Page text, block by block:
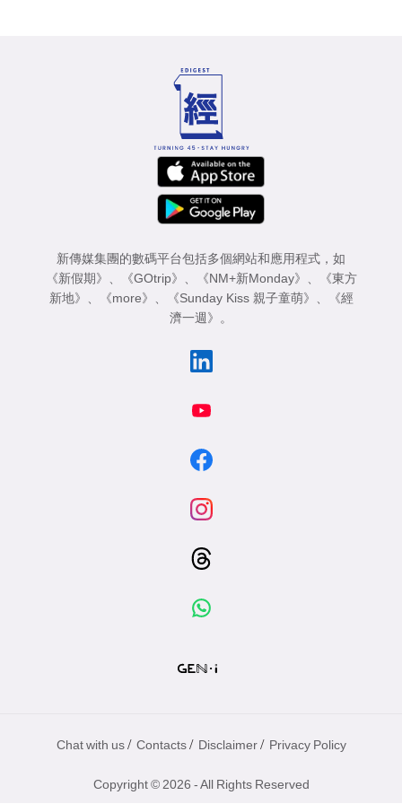
新傳媒集團的數碼平台包括多個網站和應用程式，如
《新假期》
《GOtrip》 《NM+新Monday》
《東方
新地》
《more》 《Sunday Kiss 親子童萌》
《經
濟一週》
。
Chat with us / Contacts / Disclaimer / Privacy Policy
Copyright © 2026 - All Rights Reserved